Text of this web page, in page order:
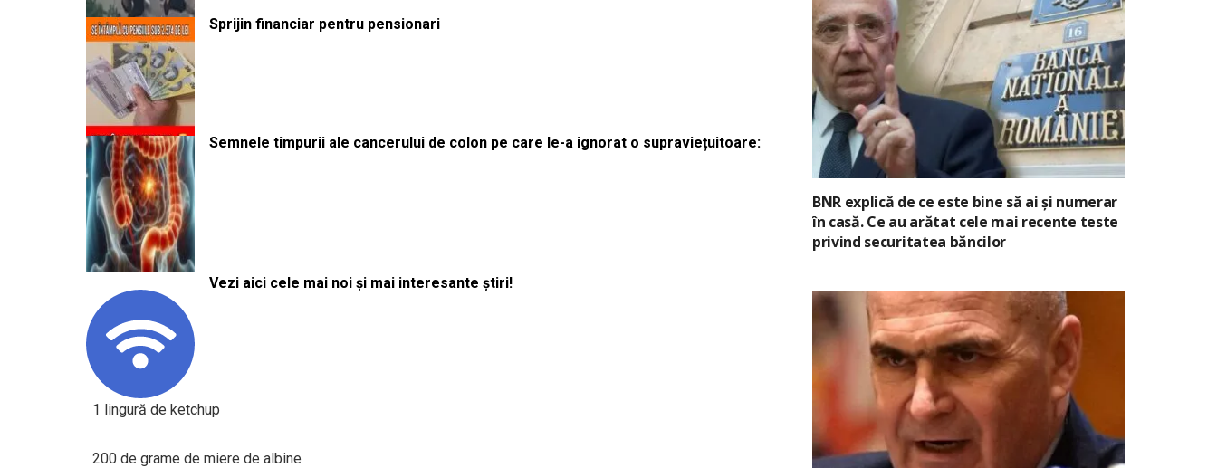
Sprijin financiar pentru pensionari
Semnele timpurii ale cancerului de colon pe care le-a ignorat o supraviețuitoare:
Vezi aici cele mai noi și mai interesante știri!
1 lingură de ketchup
200 de grame de miere de albine
BNR explică de ce este bine să ai și numerar
în casă. Ce au arătat cele mai recente teste
privind securitatea băncilor